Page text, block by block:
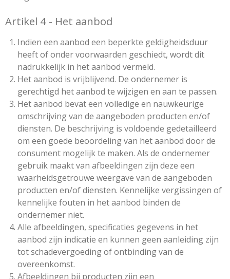
Artikel 4 - Het aanbod
Indien een aanbod een beperkte geldigheidsduur
heeft of onder voorwaarden geschiedt, wordt dit
nadrukkelijk in het aanbod vermeld.
Het aanbod is vrijblijvend. De ondernemer is
gerechtigd het aanbod te wijzigen en aan te passen.
Het aanbod bevat een volledige en nauwkeurige
omschrijving van de aangeboden producten en/of
diensten. De beschrijving is voldoende gedetailleerd
om een goede beoordeling van het aanbod door de
consument mogelijk te maken. Als de ondernemer
gebruik maakt van afbeeldingen zijn deze een
waarheidsgetrouwe weergave van de aangeboden
producten en/of diensten. Kennelijke vergissingen of
kennelijke fouten in het aanbod binden de
ondernemer niet.
Alle afbeeldingen, specificaties gegevens in het
aanbod zijn indicatie en kunnen geen aanleiding zijn
tot schadevergoeding of ontbinding van de
overeenkomst.
Afbeeldingen bij producten zijn een